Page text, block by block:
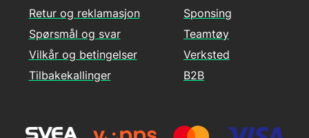
Retur og reklamasjon
Spørsmål og svar
Vilkår og betingelser
Tilbakekallinger
Sponsing
Teamtøy
Verksted
B2B